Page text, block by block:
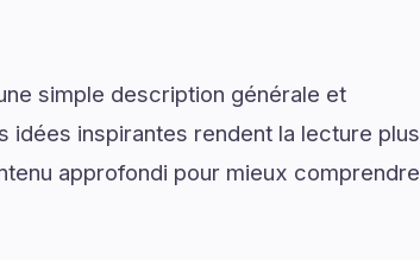
simple description générale et
idées inspirantes rendent la lecture plus
approfondi pour mieux comprendre